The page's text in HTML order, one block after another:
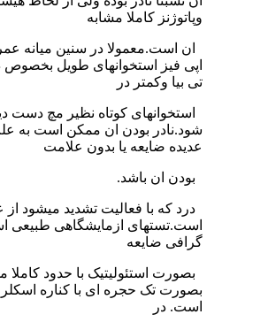
وپاتوژنز کاملا مشابه
ان است.معمولا در سنین میانه عمر
اپی فیز استخوانهای طویل بخصوص
تی بیا وکمتر در
استخوانهای کوتاه نظیر مچ دست
شود.نادر بودن ان ممکن است به
عدیده ضایعه یا بدون علامت
بودن ان باشد.
درد که با فعالیت تشدید میشود از
است.تستهای ازمایشگاهی طبیعی
گرافی ضایعه
بصورت استئولیتیک با حدود کاملا
بصورت تک حجره ای با کناره
است. در